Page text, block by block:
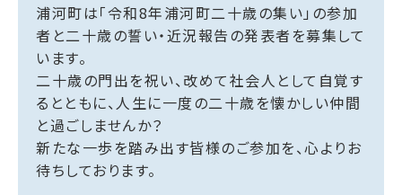
浦河町は「令和8年浦河町二十歳の集い」の参加
者と二十歳の誓い・近況報告の発表者を募集して
います。
二十歳の門出を祝い、改めて社会人として自覚す
るとともに、人生に一度の二十歳を懐かしい仲間
と過ごしませんか？
新たな一歩を踏み出す皆様のご参加を、心よりお
待ちしております。